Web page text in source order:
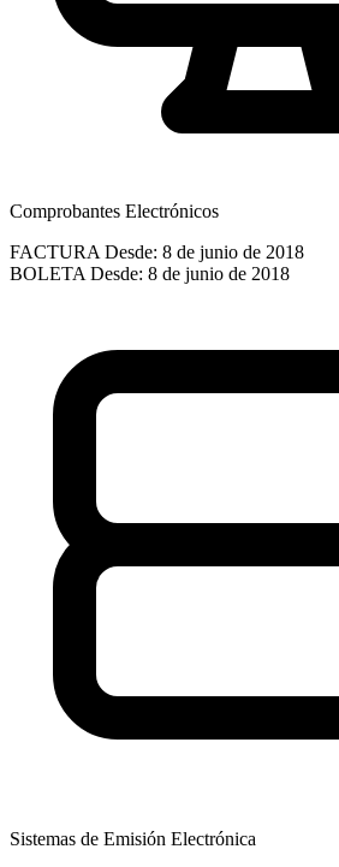
Comprobantes Electrónicos
FACTURA Desde: 8 de junio de 2018
BOLETA Desde: 8 de junio de 2018
Sistemas de Emisión Electrónica